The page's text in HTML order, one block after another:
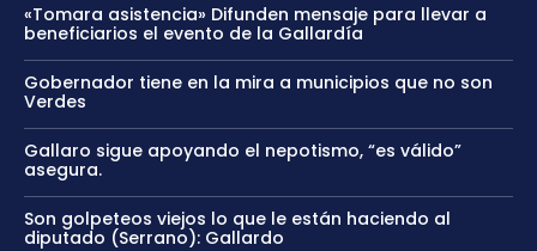
«Tomara asistencia» Difunden mensaje para llevar a
beneficiarios el evento de la Gallardía
Gobernador tiene en la mira a municipios que no son
Verdes
Gallaro sigue apoyando el nepotismo, “es válido”
asegura.
Son golpeteos viejos lo que le están haciendo al
diputado (Serrano): Gallardo